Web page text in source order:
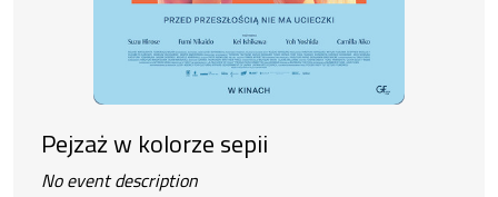
Pejzaż w kolorze sepii
No event description